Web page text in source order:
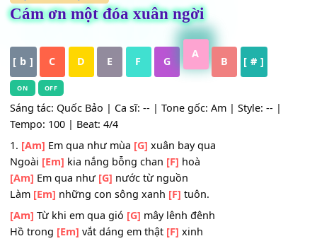
Cám ơn một đóa xuân ngời
[ b ] C D E F G B [ # ]
ON
Sáng tác: Quốc Bảo | Ca sĩ: -- | Tone gốc: Am | Style: -- |
Tempo: 100 | Beat: 4/4
1.[Am]Em qua như mùa[G]xuân bay qua
Ngoài[Em]kia nắng bỗng chan[F]hoà
[Am]Em qua như[G] nước từ nguồn